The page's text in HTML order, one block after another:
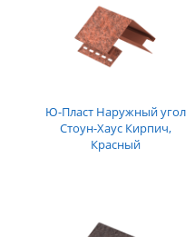
Ю-Пласт Наружный угол
Стоун-Хаус Кирпич,
Красный